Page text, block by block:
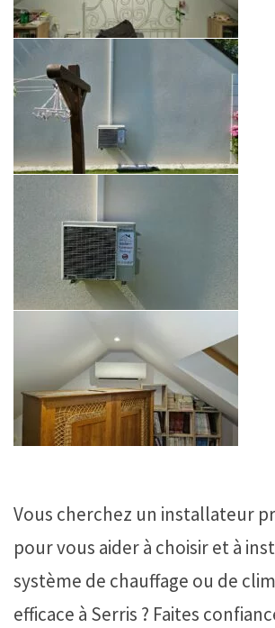
Vous cherchez un installateur
pour vous aider à choisir et à
système de chauffage ou de
efficace à Serris ? Faites